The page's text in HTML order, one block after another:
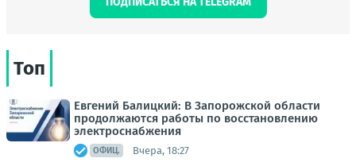
Топ
Евгений Балицкий: В Запорожской области
продолжаются работы по восстановлению
электроснабжения
ОФИЦ. Вчера, 18:27